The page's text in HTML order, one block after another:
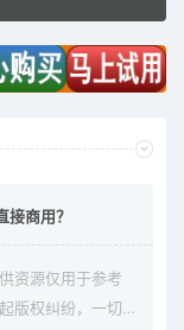
商用？
资源仅用于参考
版权纠纷，一切